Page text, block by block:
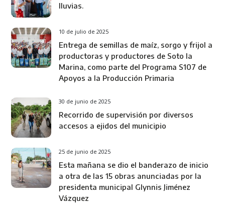
lluvias.
10 de julio de 2025
Entrega de semillas de maíz, sorgo y frijol a
productoras y productores de Soto la
Marina, como parte del Programa S107 de
Apoyos a la Producción Primaria
30 de junio de 2025
Recorrido de supervisión por diversos
accesos a ejidos del municipio
25 de junio de 2025
Esta mañana se dio el banderazo de inicio
a otra de las 15 obras anunciadas por la
presidenta municipal Glynnis Jiménez
Vázquez